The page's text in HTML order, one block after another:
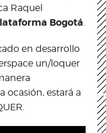
Raquel
Bogotá.
en desarrollo
un/loquer
ocasión, estará a